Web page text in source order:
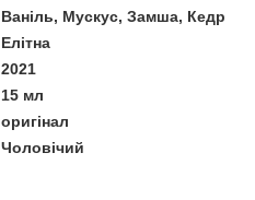
Ваніль, Мускус, Замша, Кедр
Елітна
2021
15 мл
оригінал
Чоловічий